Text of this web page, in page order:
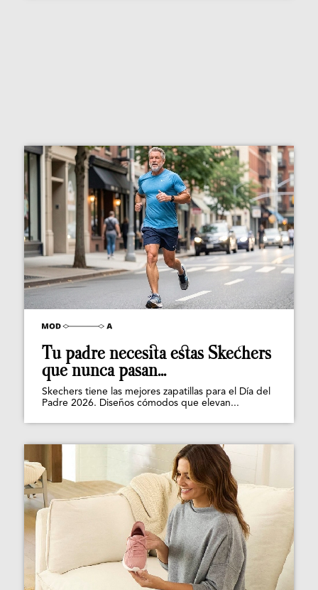
Tu padre necesita estas Skechers
que nunca pasan...
Skechers tiene las mejores zapatillas para el Día del
Padre 2026. Diseños cómodos que elevan...